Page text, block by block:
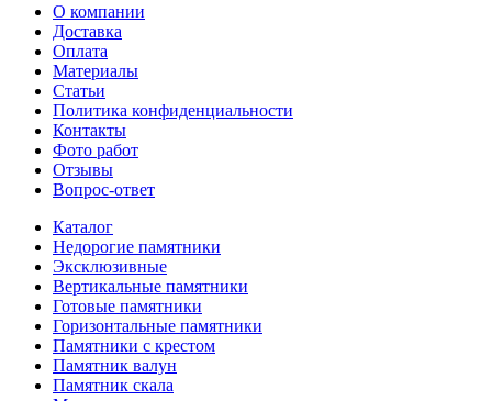
О компании
Доставка
Оплата
Материалы
Статьи
Политика конфиденциальности
Контакты
Фото работ
Отзывы
Вопрос-ответ
Каталог
Недорогие памятники
Эксклюзивные
Вертикальные памятники
Готовые памятники
Горизонтальные памятники
Памятники с крестом
Памятник валун
Памятник скала